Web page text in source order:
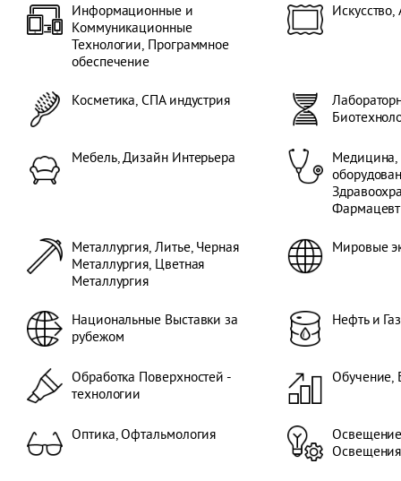
Информационные и
Коммуникационные
Технологии, Программное
обеспечение
Косметика, СПА индустрия
Мебель, Дизайн Интерьера
Металлургия, Литье, Черная
Металлургия, Цветная
Металлургия
Мировые
Национальные Выставки за
рубежом
Нефть и Газ
Обработка Поверхностей -
технологии
Обучение,
Оптика, Офтальмология
Освещения